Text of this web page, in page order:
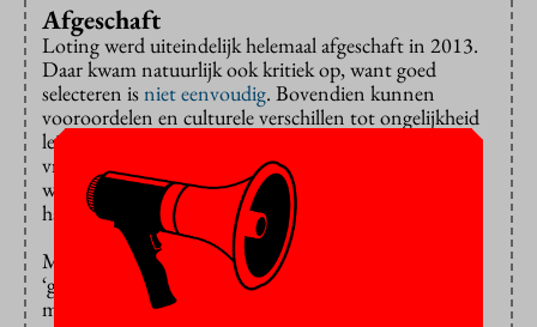
Afgeschaft
Loting werd uiteindelijk helemaal afgeschaft in 2013.
Daar kwam natuurlijk ook kritiek op, want goed
selecteren isniet eenvoudig. Bovendien kunnen
vooroordelen en culturele verschillen tot ongelijkheid
leiden. Mannen hebben meer last van selectie dan
vrouwen, en hetzelfde geldt voor studenten van niet-
westerse afkomst. De verschillen zijn “klein, maar
hardnekkig”,
vond
de Onderwijsinspectie.
Maar los je die problemen op met loting? Want bij de
‘gewogen’ loting die de minister mogelijk wil maken,
moeten de opleidingen nog altijd met minstens twee